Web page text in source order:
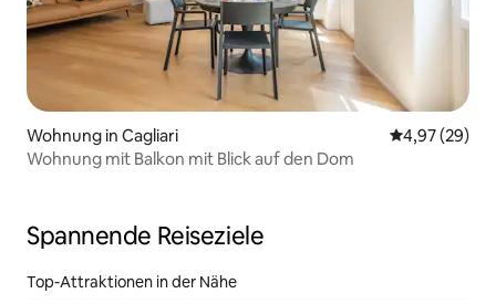
Wohnung in Cagliari
4,97 (29)
Wohnung mit Balkon mit Blick auf den Dom
Spannende Reiseziele
Top-Attraktionen in der Nähe